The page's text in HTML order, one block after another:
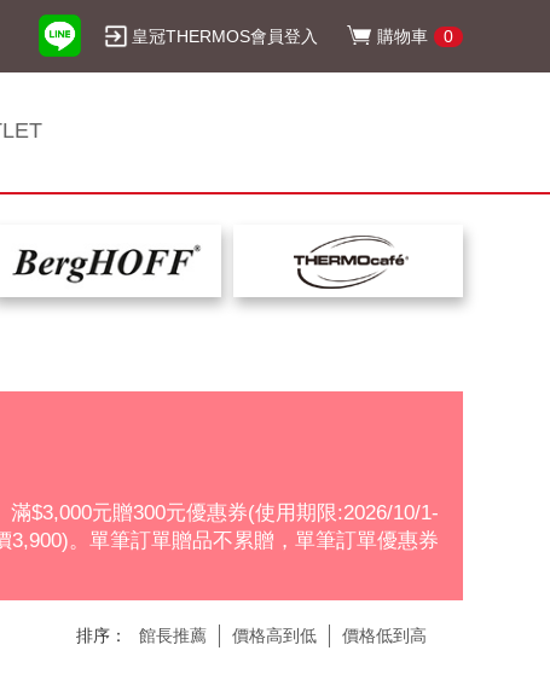
購物車 0
皇冠THERMOS會員登入
$3,000元贈300元優惠券(使用期限:2026/10/1-
3,900)。單筆訂單贈品不累贈，單筆訂單優惠券
排序： 館長推薦 價格高到低 價格低到高